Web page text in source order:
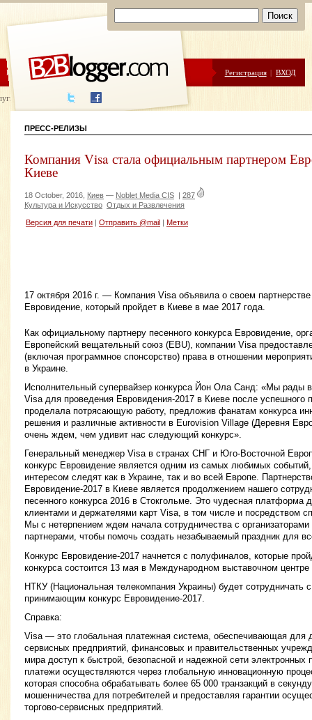
ЦЕНЫ ПОМОЩЬ Регистрация | ВХОД
написания
ПРЕСС-РЕЛИЗЫ
Компания Visa стала официальным партнером
Киеве
18 October, 2016, Киев — Noblet Media CIS | 287
Культура и Искусство Отдых и Развлечения
Версия для печати Отправить @mail Метки
17 октября 2016 г. — Компания Visa объявила о своем
Евровидение, который пройдет в Киеве в мае 2017 года.
Как официальному партнеру песенного конкурса Евровидение,
Европейский вещательный союз (EBU), компании Visa
(включая программное спонсорство) права в отношении
в Украине.
Исполнительный супервайзер конкурса Йон Ола Санд: «Мы рады
Visa для проведения Евровидения-2017 в Киеве после успешного
проделала потрясающую работу, предложив фанатам конкурса
решения и различные активности в Eurovision Village (Деревня
очень ждем, чем удивит нас следующий конкурс».
Генеральный менеджер Visa в странах СНГ и Юго-Восточной
конкурс Евровидение является одним из самых любимых
интересом следят как в Украине, так и во всей Европе.
Евровидение-2017 в Киеве является продолжением нашего
песенного конкурса 2016 в Стокгольме. Это чудесная платформа
клиентами и держателями карт Visa, в том числе и посредством
Мы с нетерпением ждем начала сотрудничества с
партнерами, чтобы помочь создать незабываемый праздник для
Конкурс Евровидение-2017 начнется с полуфиналов, которые
конкурса состоится 13 мая в Международном выставочном центре
НТКУ (Национальная телекомпания Украины) будет сотрудничать
принимающим конкурс Евровидение-2017.
Справка:
Visa — это глобальная платежная система, обеспечивающая для
сервисных предприятий, финансовых и правительственных
мира доступ к быстрой, безопасной и надежной сети электронных
платежи осуществляются через глобальную инновационную
которая способна обрабатывать более 65 000 транзакций в
мошенничества для потребителей и предоставляя гарантии
торгово-сервисных предприятий.